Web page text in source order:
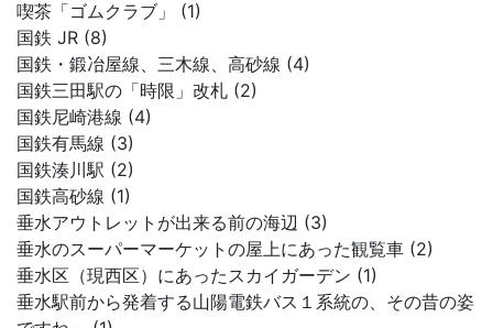
喫茶「ゴムクラブ」 (1)
国鉄 JR (8)
国鉄・鍛冶屋線、三木線、高砂線 (4)
国鉄三田駅の「時限」改札 (2)
国鉄尼崎港線 (4)
国鉄有馬線 (3)
国鉄湊川駅 (2)
国鉄高砂線 (1)
垂水アウトレットが出来る前の海辺 (3)
垂水のスーパーマーケットの屋上にあった観覧車 (2)
垂水区（現西区）にあったスカイガーデン (1)
垂水駅前から発着する山陽電鉄バス１系統の、その昔の姿